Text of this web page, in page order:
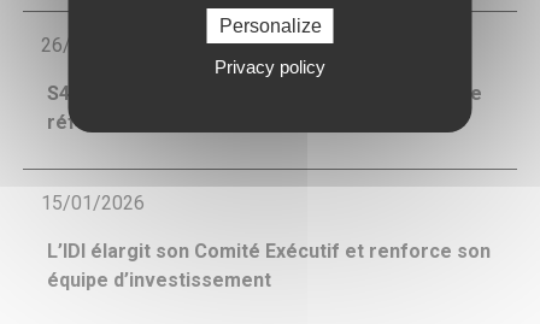
26/02/2026
S4BT acquiert HotelHub et devient un acteur de
référence mondiale du business travel
15/01/2026
L’IDI élargit son Comité Exécutif et renforce son
équipe d’investissement
Personalize
Privacy policy